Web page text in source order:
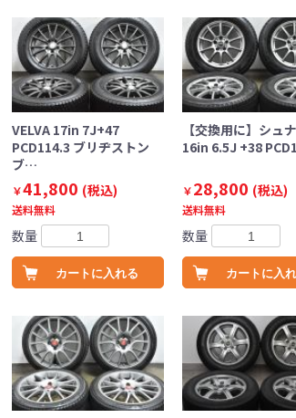
VELVA 17in 7J+47
PCD114.3 ブリヂストン
ブ…
￥41,800 (税込)
送料無料
数量
カートに入れる
【交換用に】シュ
16in 6.5J +38
￥28,800 (税込)
送料無料
数量
カートに入